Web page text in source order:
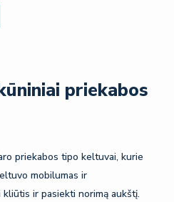
priekabos
priekabos tipo keltuvai, kurie
mobilumas ir
ir pasiekti norimą aukštį.